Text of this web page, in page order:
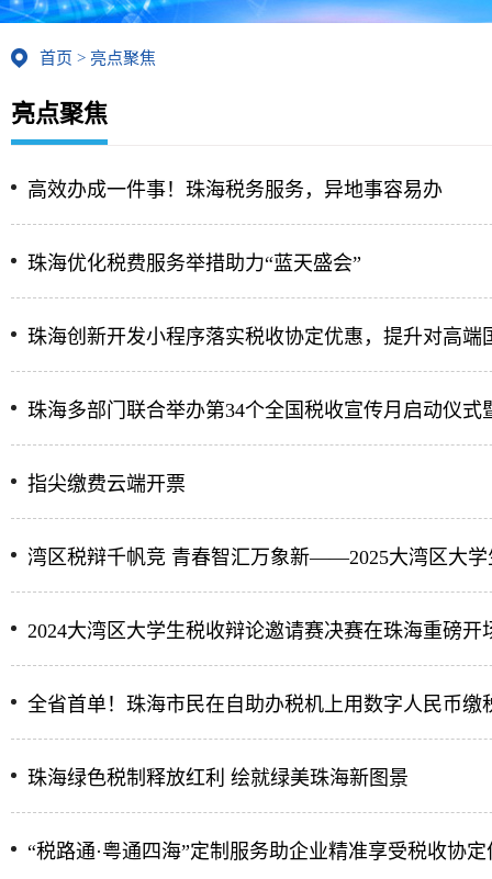
首页 > 亮点聚焦
亮点聚焦
高效办成一件事！珠海税务服务，异地事容易办
珠海优化税费服务举措助力“蓝天盛会”
珠海创新开发小程序落实税收协定优惠，提升对高端
珠海多部门联合举办第34个全国税收宣传月启动仪式
指尖缴费云端开票
湾区税辩千帆竞 青春智汇万象新——2025大湾区大
2024大湾区大学生税收辩论邀请赛决赛在珠海重磅开
全省首单！珠海市民在自助办税机上用数字人民币缴
珠海绿色税制释放红利 绘就绿美珠海新图景
“税路通·粤通四海”定制服务助企业精准享受税收协定